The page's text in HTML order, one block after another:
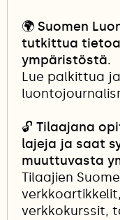
🌍 Suomen
tutkittua
ympäristöstä.
Lue palkittua
🔓 Tilaajana
lajeja ja saat
muuttuvasta
Tilaajien
verkkokurssit,